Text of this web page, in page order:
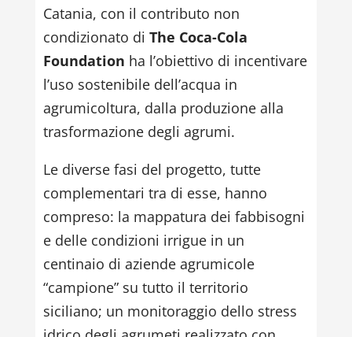
Catania, con il contributo non
condizionato di The Coca-Cola
Foundation ha l’obiettivo di incentivare
l’uso sostenibile dell’acqua in
agrumicoltura, dalla produzione alla
trasformazione degli agrumi.
Le diverse fasi del progetto, tutte
complementari tra di esse, hanno
compreso: la mappatura dei fabbisogni
e delle condizioni irrigue in un
centinaio di aziende agrumicole
“campione” su tutto il territorio
siciliano; un monitoraggio dello stress